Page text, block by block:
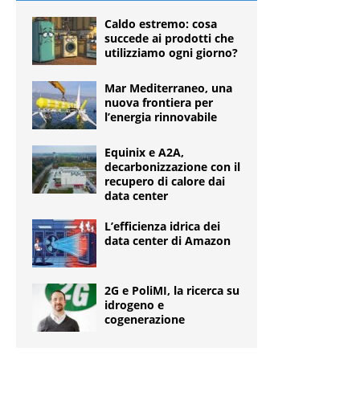
Caldo estremo: cosa
succede ai prodotti che
utilizziamo ogni giorno?
Mar Mediterraneo, una
nuova frontiera per
l’energia rinnovabile
Equinix e A2A,
decarbonizzazione con il
recupero di calore dai
data center
L’efficienza idrica dei
data center di Amazon
2G e PoliMI, la ricerca su
idrogeno e
cogenerazione